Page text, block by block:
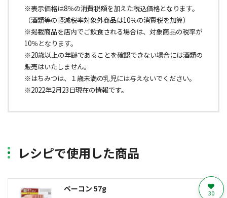
※表示価格は8％の消費税額を加えた税込価格となります。
（酒類等の軽減税率対象外商品は10％の消費税を加算）
※掲載商品を店内でご飲食される場合は、対象商品の税率が
10％となります。
※20歳以上の年齢であることを確認できない場合には酒類の
販売はいたしません。
※はちみつは、１歳未満の乳児には与えないでください。
※2022年2月23日現在の情報です。
レシピで使用した商品
ベーコン 57g 30